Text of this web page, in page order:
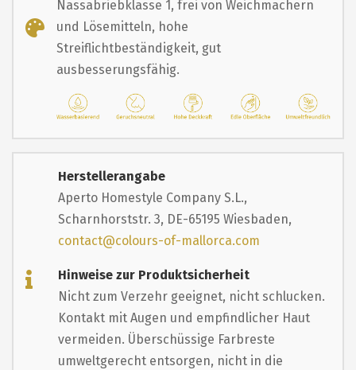
Nassabriebklasse 1, frei von Weichmachern
und Lösemitteln, hohe
Streiflichtbeständigkeit, gut
ausbesserungsfähig.
Herstellerangabe
Aperto Homestyle Company S.L.,
Scharnhorststr. 3, DE-65195 Wiesbaden,
contact@colours-of-mallorca.com
Hinweise zur Produktsicherheit
Nicht zum Verzehr geeignet, nicht schlucken.
Kontakt mit Augen und empfindlicher Haut
vermeiden. Überschüssige Farbreste
umweltgerecht entsorgen, nicht in die